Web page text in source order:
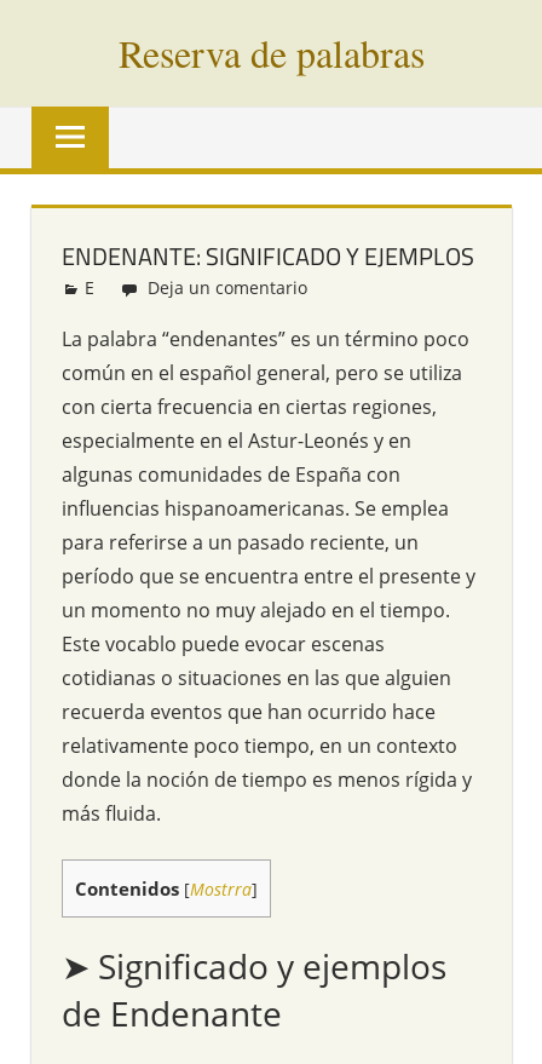
Reserva de palabras
Palabras
vías
todo
mundo
ENDENANTE: SIGNIFICADO Y EJEMPLOS
Redacción
E Deja un comentario
La palabra “endenantes” es un término poco
común en el español general, pero se utiliza
con cierta frecuencia en ciertas regiones,
especialmente en el Astur-Leonés y en
algunas comunidades de España con
influencias hispanoamericanas. Se emplea
para referirse a un pasado reciente, un
período que se encuentra entre el presente y
un momento no muy alejado en el tiempo.
Este vocablo puede evocar escenas
cotidianas o situaciones en las que alguien
recuerda eventos que han ocurrido hace
relativamente poco tiempo, en un contexto
donde la noción de tiempo es menos rígida y
más fluida.
Contenidos [Mostrra]
➤ Significado y ejemplos
de Endenante